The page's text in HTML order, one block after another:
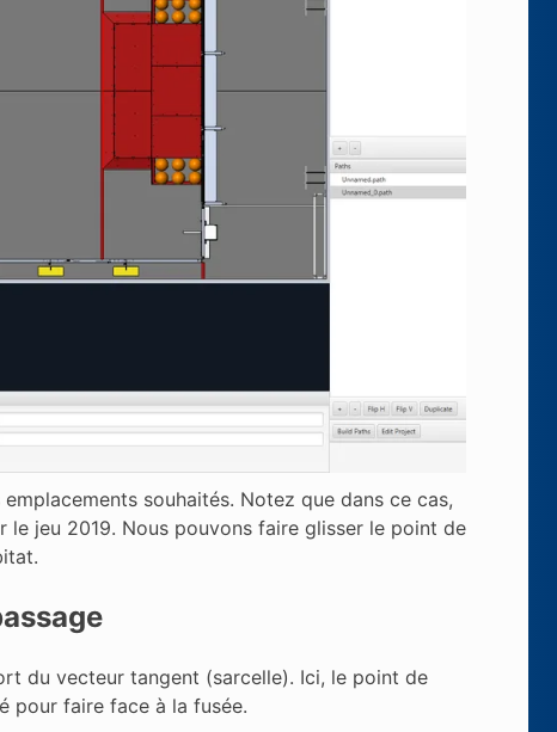
souhaités. Notez que dans ce cas,
jeu 2019. Nous pouvons faire glisser le point de
du vecteur tangent (sarcelle). Ici, le point de
pour faire face à la fusée.